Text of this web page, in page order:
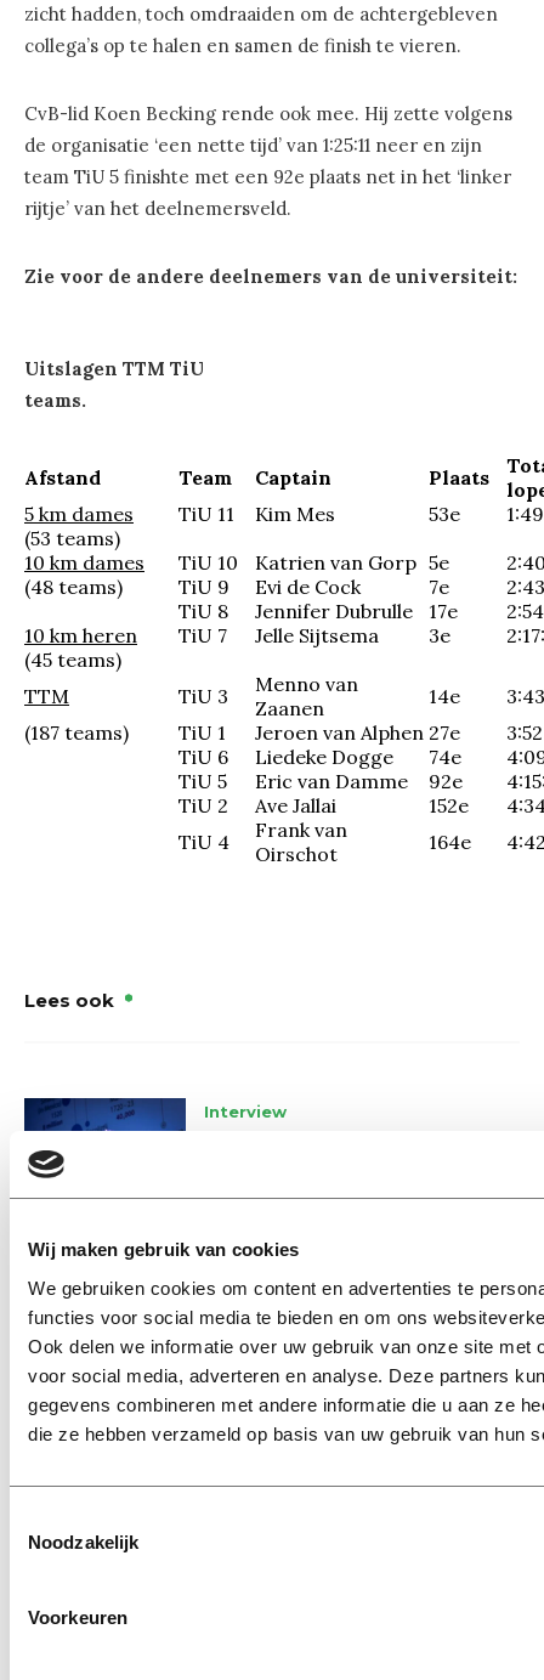
Wij maken gebruik van cookies
We gebruiken cookies om content en advertenties te
functies voor social media te bieden en om ons
Ook delen we informatie over uw gebruik van onze site met
voor social media, adverteren en analyse. Deze partners
gegevens combineren met andere informatie die u aan ze
die ze hebben verzameld op basis van uw gebruik van hun
Noodzakelijk
Voorkeuren
zicht hadden, toch omdraaiden om de achtergebleven
collega’s op te halen en samen de finish te vieren.
CvB-lid Koen Becking rende ook mee. Hij zette volgens
de organisatie ‘een nette tijd’ van 1:25:11 neer en zijn
team TiU 5 finishte met een 92e plaats net in het ‘linker
rijtje’ van het deelnemersveld.
Zie voor de andere deelnemers van de universiteit:
Uitslagen TTM TiU
teams.
Afstand Team Captain Plaats
5 km dames
TiU 11 Kim Mes 53e
(53 teams)
10 km dames
TiU 10 Katrien van Gorp 5e
(48 teams)
TiU 9 Evi de Cock 7e
TiU 8
Jennifer Dubrulle 17e
10 km heren
TiU 7 Jelle Sijtsema 3e
(45 teams)
TTM
TiU 3
Menno van
Zaanen
14e
(187 teams)
TiU 1 Jeroen van Alphen 27e
TiU 6
Liedeke Dogge 74e
TiU 5
Eric van Damme 92e
TiU 2
Ave Jallai 152e
TiU 4
Frank van
Oirschot
164e
Lees ook
Interview
‘Wetenschappers, kom die
Achtergrond
Kinderen spelen de Zero
Hunger Game: ‘Ik schrok, we
kregen er een paar miljoen
inwoners bij’